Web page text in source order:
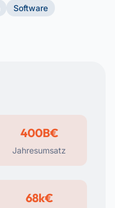
Software
400B€
Jahresumsatz
68k€